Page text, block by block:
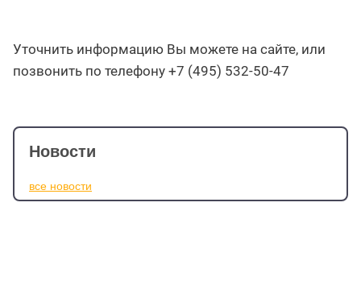
Новости
все новости
Уточнить информацию Вы можете на сайте, или
позвонить по телефону +7 (495) 532-50-47